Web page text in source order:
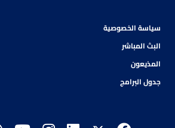
سياسة الخصوصية
البث المباشر
المذيعون
جدول البرامج